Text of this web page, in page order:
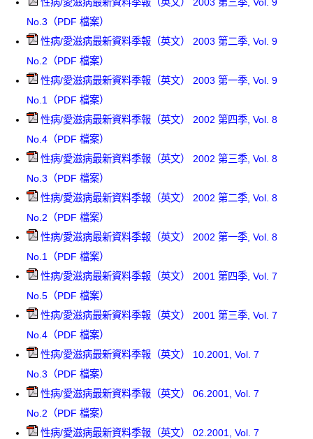
No.3（PDF 檔案）
性病/愛滋病最新資料季報（英文） 2003 第二季, Vol. 9
No.2（PDF 檔案）
性病/愛滋病最新資料季報（英文） 2003 第一季, Vol. 9
No.1（PDF 檔案）
性病/愛滋病最新資料季報（英文） 2002 第四季, Vol. 8
No.4（PDF 檔案）
性病/愛滋病最新資料季報（英文） 2002 第三季, Vol. 8
No.3（PDF 檔案）
性病/愛滋病最新資料季報（英文） 2002 第二季, Vol. 8
No.2（PDF 檔案）
性病/愛滋病最新資料季報（英文） 2002 第一季, Vol. 8
No.1（PDF 檔案）
性病/愛滋病最新資料季報（英文） 2001 第四季, Vol. 7
No.5（PDF 檔案）
性病/愛滋病最新資料季報（英文） 2001 第三季, Vol. 7
No.4（PDF 檔案）
性病/愛滋病最新資料季報（英文） 10.2001, Vol. 7
No.3（PDF 檔案）
性病/愛滋病最新資料季報（英文） 06.2001, Vol. 7
No.2（PDF 檔案）
性病/愛滋病最新資料季報（英文） 02.2001, Vol. 7